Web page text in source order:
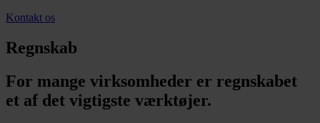
Kontakt os
Regnskab
For mange virksomheder er regnskabet
et af det vigtigste værktøjer.